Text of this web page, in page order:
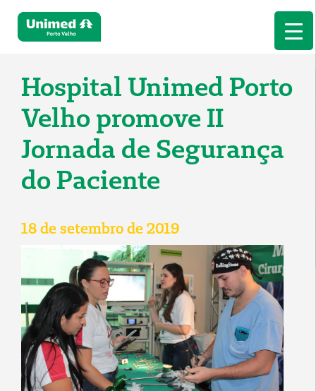
Hospital Unimed Porto
Velho promove II
Jornada de Segurança
do Paciente
18 de setembro de 2019